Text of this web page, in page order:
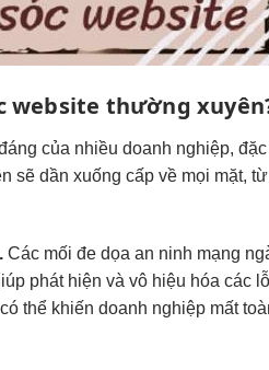
website thường
của nhiều doanh nghiệp,
sẽ dần xuống cấp về mọi mặt,
Các mối đe dọa an ninh mạng
phát hiện và vô hiệu hóa các
thể khiến doanh nghiệp mất